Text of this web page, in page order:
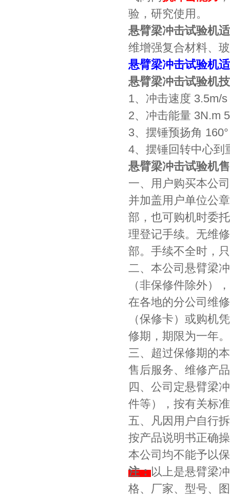
验，研究使用。
悬臂梁冲击试验机
维增强复合材料、
悬臂梁冲击试验机
悬臂梁冲击试验机
1、冲击速度 3.5m/s
2、冲击能量 3N.m
3、摆锤预扬角 160°
4、摆锤回转中心到
悬臂梁冲击试验机
一、用户购买本公
并加盖用户单位公
部，也可购机时委
理登记手续。无维
部。手续不全时，
二、本公司悬臂梁
（非保修件除外）
在各地的分公司维
（保修卡）或购机
修期，期限为一年。
三、超过保修期的
售后服务、维修产
四、公司定悬臂梁
件等），按有关标
五、凡因用户自行
按产品说明书正确
本公司均不能予以
注：以上是悬臂梁
格、厂家、型号、